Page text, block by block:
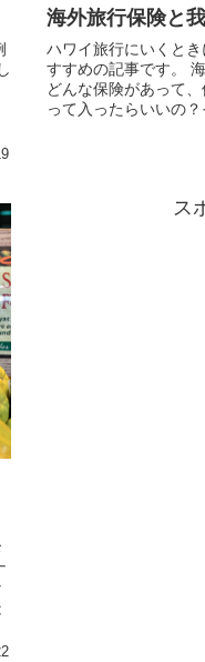
海外旅行保険と
ハワイ旅行にいくと
すすめの記事です。
どんな保険があって
って入ったらいいの
ス